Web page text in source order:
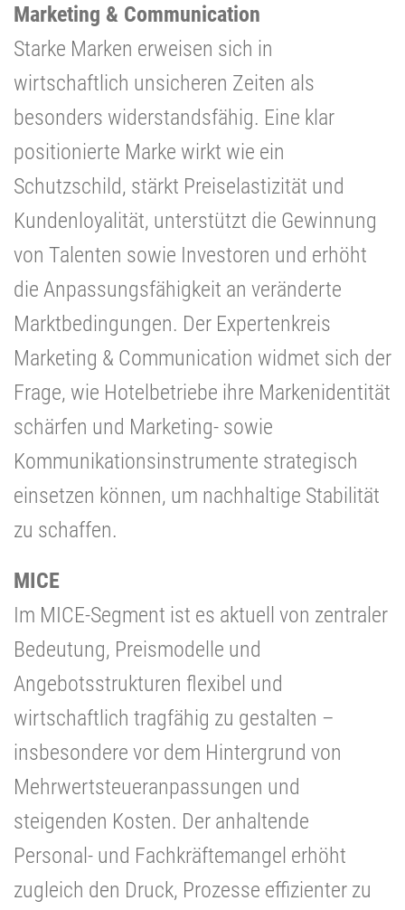
Marketing & Communication
Starke Marken erweisen sich in
wirtschaftlich unsicheren Zeiten als
besonders widerstandsfähig. Eine klar
positionierte Marke wirkt wie ein
Schutzschild, stärkt Preiselastizität und
Kundenloyalität, unterstützt die Gewinnung
von Talenten sowie Investoren und erhöht
die Anpassungsfähigkeit an veränderte
Marktbedingungen. Der Expertenkreis
Marketing & Communication widmet sich der
Frage, wie Hotelbetriebe ihre Markenidentität
schärfen und Marketing- sowie
Kommunikationsinstrumente strategisch
einsetzen können, um nachhaltige Stabilität
zu schaffen.
MICE
Im MICE-Segment ist es aktuell von zentraler
Bedeutung, Preismodelle und
Angebotsstrukturen flexibel und
wirtschaftlich tragfähig zu gestalten –
insbesondere vor dem Hintergrund von
Mehrwertsteueranpassungen und
steigenden Kosten. Der anhaltende
Personal- und Fachkräftemangel erhöht
zugleich den Druck, Prozesse effizienter zu